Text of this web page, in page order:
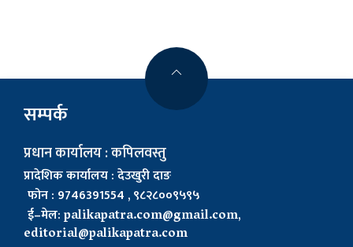
सम्पर्क
प्रधान कार्यालय : कपिलवस्तु
प्रादेशिक कार्यालय : देउखुरी दाङ
फोन : 9746391554 , ९८२८००९५९५
ई–मेल:palikapatra.com@gmail.com,
editorial@palikapatra.com